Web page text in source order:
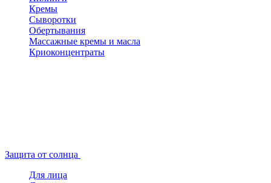
Кремы
Сыворотки
Обертывания
Массажные кремы и масла
Криоконцентраты
Защита от солнца
Для лица